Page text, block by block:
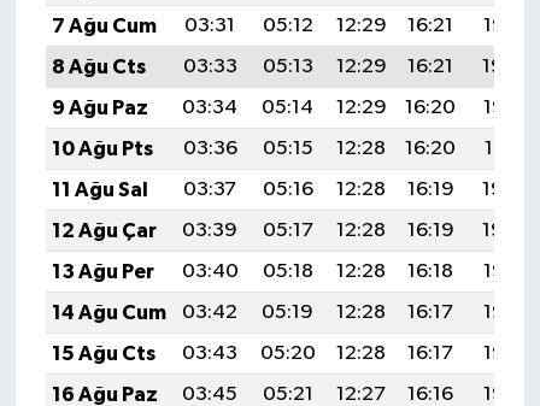
7 Ağu Cum
03:31 05:12 12:29 16:21
19:35
8 Ağu Cts
03:33 05:13 12:29 16:21
19:34
9 Ağu Paz
03:34 05:14 12:29 16:20
19:33
10 Ağu Pts
03:36 05:15 12:28 16:20
19:31
11 Ağu Sal
03:37 05:16 12:28 16:19
19:30
12 Ağu Çar
03:39 05:17 12:28 16:19
19:29
13 Ağu Per
03:40 05:18 12:28 16:18
19:28
14 Ağu Cum
03:42 05:19 12:28 16:17
19:26
15 Ağu Cts
03:43 05:20 12:28 16:17
19:25
16 Ağu Paz
03:45 05:21 12:27 16:16
19:23